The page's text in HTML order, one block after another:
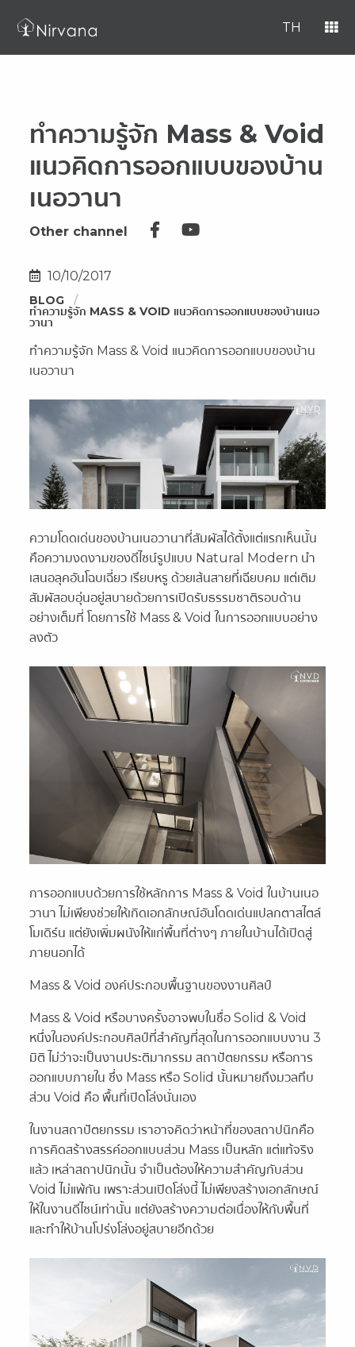
TH
ทำความรู้จัก Mass & Void
แนวคิดการออกแบบของบ้าน
เนอวานา
Other channel
10/10/2017
BLOG
ทำความรู้จัก MASS & VOID แนวคิดการออกแบบของบ้านเนอ
วานา
ทำความรู้จัก Mass & Void แนวคิดการออกแบบของบ้าน
เนอวานา
ความโดดเด่นของบ้านเนอวานาที่สัมผัสได้ตั้งแต่แรกเห็นนั้น
คือความงดงามของดีไซน์รูปแบบ Natural Modern นำ
เสนอลุคอันโฉบเฉี่ยว เรียบหรู ด้วยเส้นสายที่เฉียบคม แต่เติม
สัมผัสอบอุ่นอยู่สบายด้วยการเปิดรับธรรมชาติรอบด้าน
อย่างเต็มที่ โดยการใช้ Mass & Void ในการออกแบบอย่าง
ลงตัว
การออกแบบด้วยการใช้หลักการ Mass & Void ในบ้านเนอ
วานา ไม่เพียงช่วยให้เกิดเอกลักษณ์อันโดดเด่นแปลกตาสไตล์
โมเดิร์น แต่ยังเพิ่มผนังให้แก่พื้นที่ต่างๆ ภายในบ้านได้เปิดสู่
ภายนอกได้
Mass & Void องค์ประกอบพื้นฐานของงานศิลป์
Mass & Void หรือบางครั้งอาจพบในชื่อ Solid & Void
หนึ่งในองค์ประกอบศิลป์ที่สำคัญที่สุดในการออกแบบงาน 3
มิติ ไม่ว่าจะเป็นงานประติมากรรม สถาปัตยกรรม หรือการ
ออกแบบภายใน ซึ่ง Mass หรือ Solid นั้นหมายถึงมวลทึบ
ส่วน Void คือ พื้นที่เปิดโล่งนั่นเอง
ในงานสถาปัตยกรรม เราอาจคิดว่าหน้าที่ของสถาปนิกคือ
การคิดสร้างสรรค์ออกแบบส่วน Mass เป็นหลัก แต่แท้จริง
แล้ว เหล่าสถาปนิกนั้น จำเป็นต้องให้ความสำคัญกับส่วน
Void ไม่แพ้กัน เพราะส่วนเปิดโล่งนี้ ไม่เพียงสร้างเอกลักษณ์
ให้ในงานดีไซน์เท่านั้น แต่ยังสร้างความต่อเนื่องให้กับพื้นที่
และทำให้บ้านโปร่งโล่งอยู่สบายอีกด้วย